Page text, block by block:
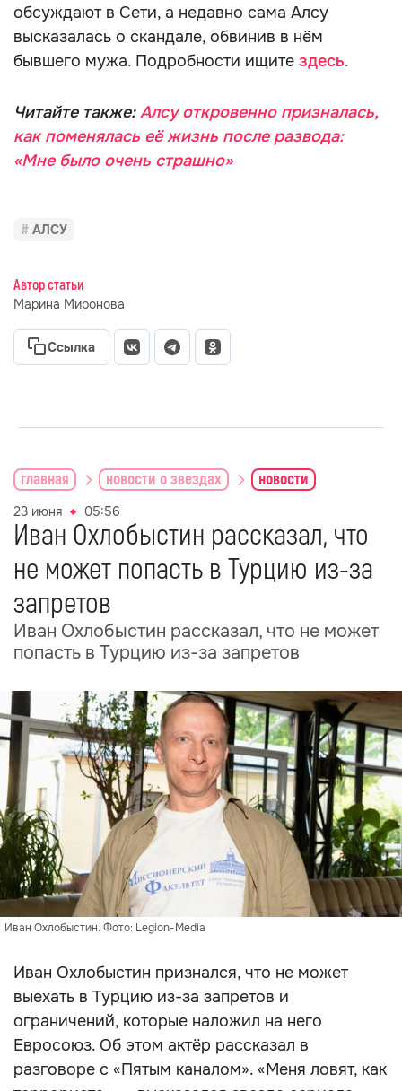
обсуждают в Сети, а недавно сама Алсу
высказалась о скандале, обвинив в нём
бывшего мужа. Подробности ищите здесь.
Читайте также:Алсу откровенно призналась,
как поменялась её жизнь после развода:
«Мне было очень страшно»
АЛСУ
Автор статьи
Марина Миронова
Ссылка
главная новости о звездах новости
23 июня 05:56
Иван Охлобыстин рассказал, что
не может попасть в Турцию из-за
запретов
Иван Охлобыстин рассказал, что не может
попасть в Турцию из-за запретов
Иван Охлобыстин. Фото: Legion-Media
Иван Охлобыстин признался, что не может
выехать в Турцию из-за запретов и
ограничений, которые наложил на него
Евросоюз. Об этом актёр рассказал в
разговоре с «Пятым каналом». «Меня ловят, как